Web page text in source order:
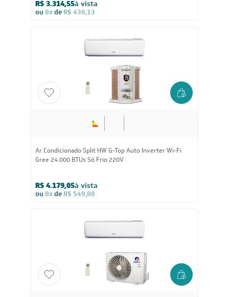
R$ 10.069,05 à vista
ou 8xde R$ 1.324,88
Ar-Condicionado Multi Split Inverter R-32 Gree 30.000
(1x Evap HW 9.000 + 2x Evap HW 18.000) Quente/Frio
R$ 13.531,80 à vista
ou 8xde R$ 1.780,50
OFERTAS COM PREÇOS
EXCLUSIVOS